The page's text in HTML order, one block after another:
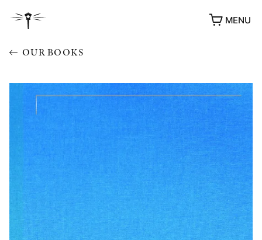
MENU
OUR BOOKS